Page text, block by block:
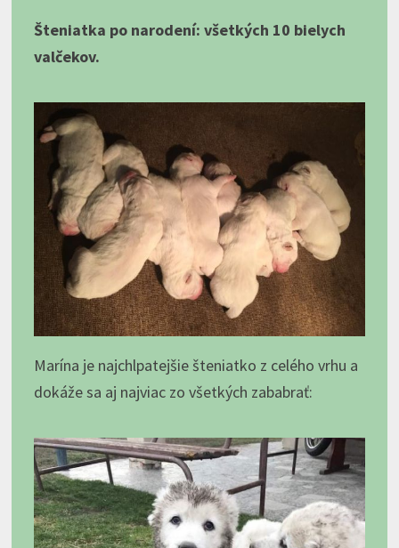
Šteniatka po narodení: všetkých 10 bielych
valčekov.
Marína je najchlpatejšie šteniatko z celého vrhu a
dokáže sa aj najviac zo všetkých zababrať: